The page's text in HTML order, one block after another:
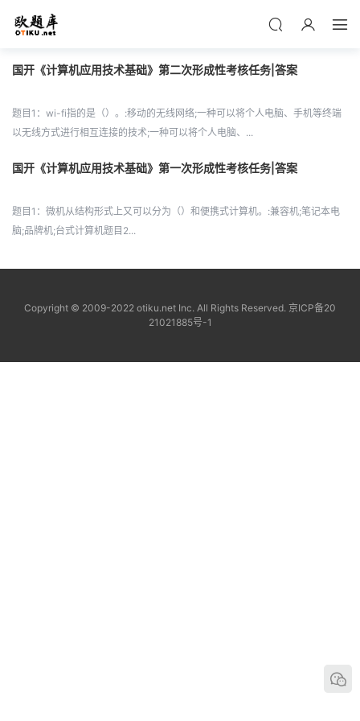
国开《计算机应用技术基础》第二次形成性考核任务|答案
题目1：wi-fi指的是（）。:移动的无线网络;一种可以将个人电脑、手机等终端
以无线方式进行相互连接的技术;一种可以将个人电脑、...
国开《计算机应用技术基础》第一次形成性考核任务|答案
题目1：微机从结构形式上又可以分为（）和便携式计算机。:兼容机;笔记本电
脑;品牌机;台式计算机题目2...
Copyright © 2009-2022 otiku.net Inc. All Rights Reserved. 京ICP备20
21021885号-1